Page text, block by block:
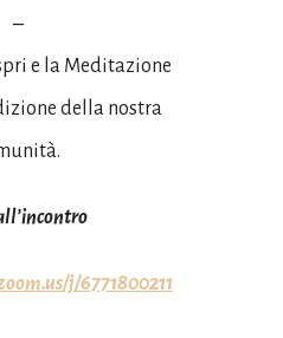
–
e la Meditazione
della nostra
j/6771800211